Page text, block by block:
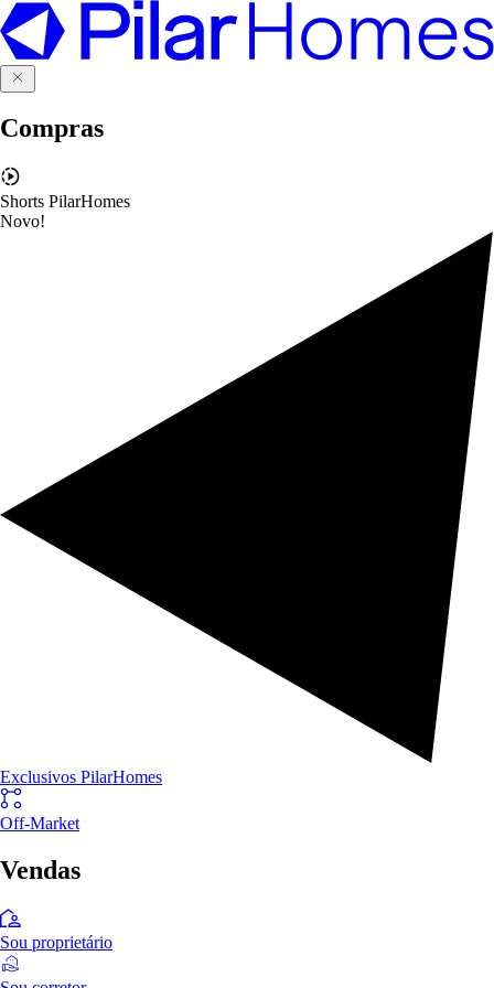
Compras
Shorts PilarHomes
Novo!
Exclusivos PilarHomes
Off-Market
Vendas
Sou proprietário